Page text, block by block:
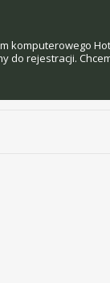
komputerowego
do rejestracji.